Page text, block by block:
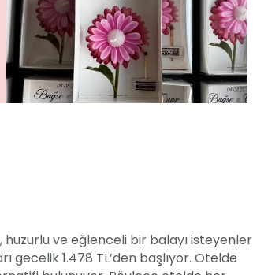
ve eğlenceli bir balayı isteyenler
gecelik 1.478 TL’den başlıyor. Otelde